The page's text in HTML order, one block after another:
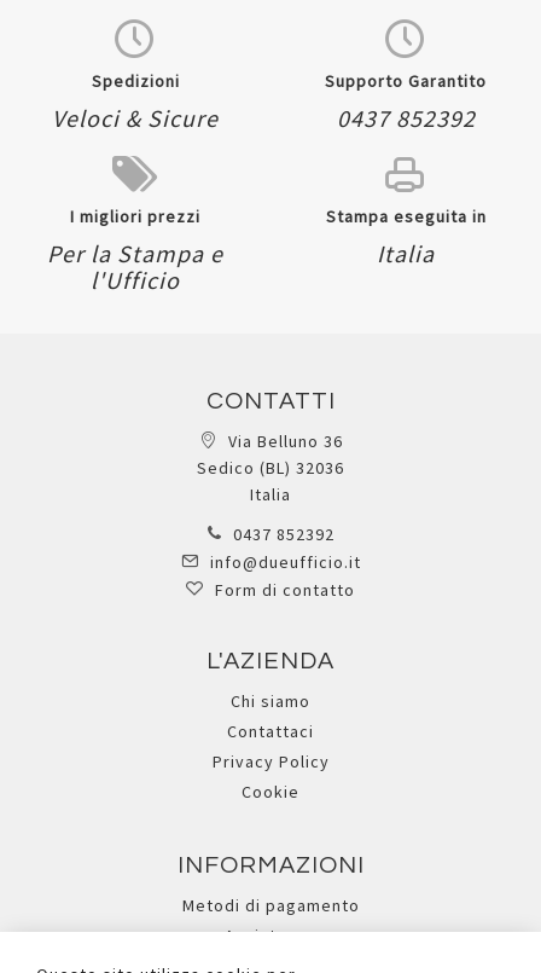
Spedizioni
Veloci & Sicure
Supporto Garantito
0437 852392
I migliori prezzi
Per la Stampa e
l'Ufficio
Stampa eseguita in
Italia
CONTATTI
Via Belluno 36
Sedico (BL) 32036
Italia
0437 852392
info@dueufficio.it
Form di contatto
L'AZIENDA
Chi siamo
Contattaci
Privacy Policy
Cookie
INFORMAZIONI
Metodi di pagamento
Assistenza
Ricerca avanzata